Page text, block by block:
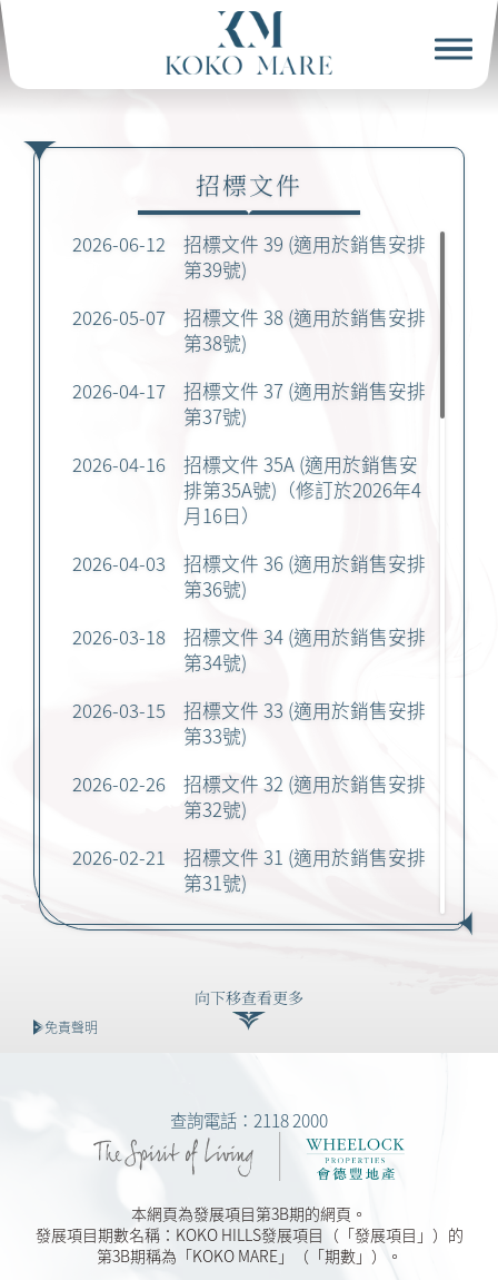
招標文件
2026-06-12
招標文件 39 (適用於銷售安排
第39號)
2026-05-07
招標文件 38 (適用於銷售安排
第38號)
2026-04-17
招標文件 37 (適用於銷售安排
第37號)
2026-04-16
招標文件 35A (適用於銷售安
排第35A號)（修訂於2026年4
月16日）
2026-04-03
招標文件 36 (適用於銷售安排
第36號)
2026-03-18
招標文件 34 (適用於銷售安排
第34號)
2026-03-15
招標文件 33 (適用於銷售安排
第33號)
2026-02-26
招標文件 32 (適用於銷售安排
第32號)
2026-02-21
招標文件 31 (適用於銷售安排
第31號)
2026-02-17
招標文件 30 (適用於銷售安排
招標文件 29 (適用於銷售安排
第29號) (修訂於2026年3月2
第28號) (修訂於2026年3月2
日)
2025-12-25
招標文件 27 (適用於銷售安排
第27號) (修訂於2026年2月5
日)
免責聲明
向下移查看更多
查詢電話：2118 2000
本網頁為發展項目第3B期的網頁。
發展項目期數名稱：KOKO HILLS發展項目（「發展項目」）的
第3B期稱為「KOKO MARE」（「期數」）。